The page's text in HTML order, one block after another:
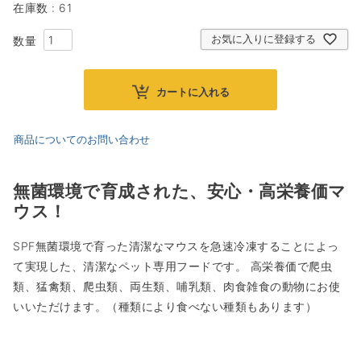
在庫数 61
お気に入りに登録する
カートに入れる
商品についてのお問い合わせ
無菌環境で育成された、安心・高栄養価マ
ウス！
SPF無菌環境で育った清潔なマウスを急速冷凍することによっ
て実現した、清潔なペット専用フードです。 高栄養価で爬虫
類、猛禽類、爬虫類、両生類、哺乳類、肉食雑食の動物にお使
いいただけます。（種類により食べない種類もあります）